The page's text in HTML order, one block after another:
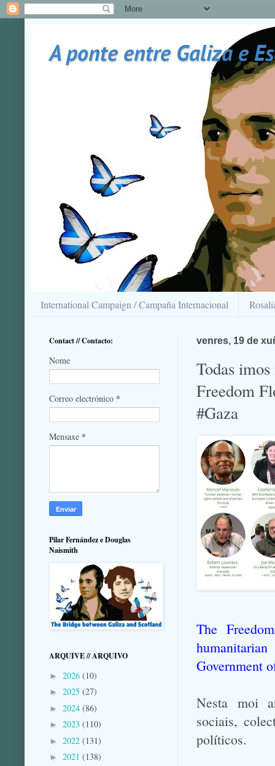
A ponte entre Galiza e
International Campaign / Campaña Internacional
venres, 19 de
Todas
Freedom
#Gaza
The
Government
Nesta moi
sociais,
políticos.
Contact // Contacto:
Nome
Correo electrónico *
Mensaxe *
Pilar Fernández e Douglas
Naismith
ARQUIVE // ARQUIVO
► 2026 (10)
► 2025 (27)
► 2024 (86)
► 2023 (110)
► 2022 (131)
► 2021 (138)